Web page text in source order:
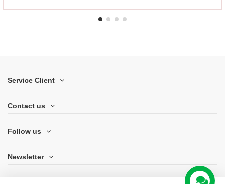
Service Client
Contact us
Follow us
Newsletter